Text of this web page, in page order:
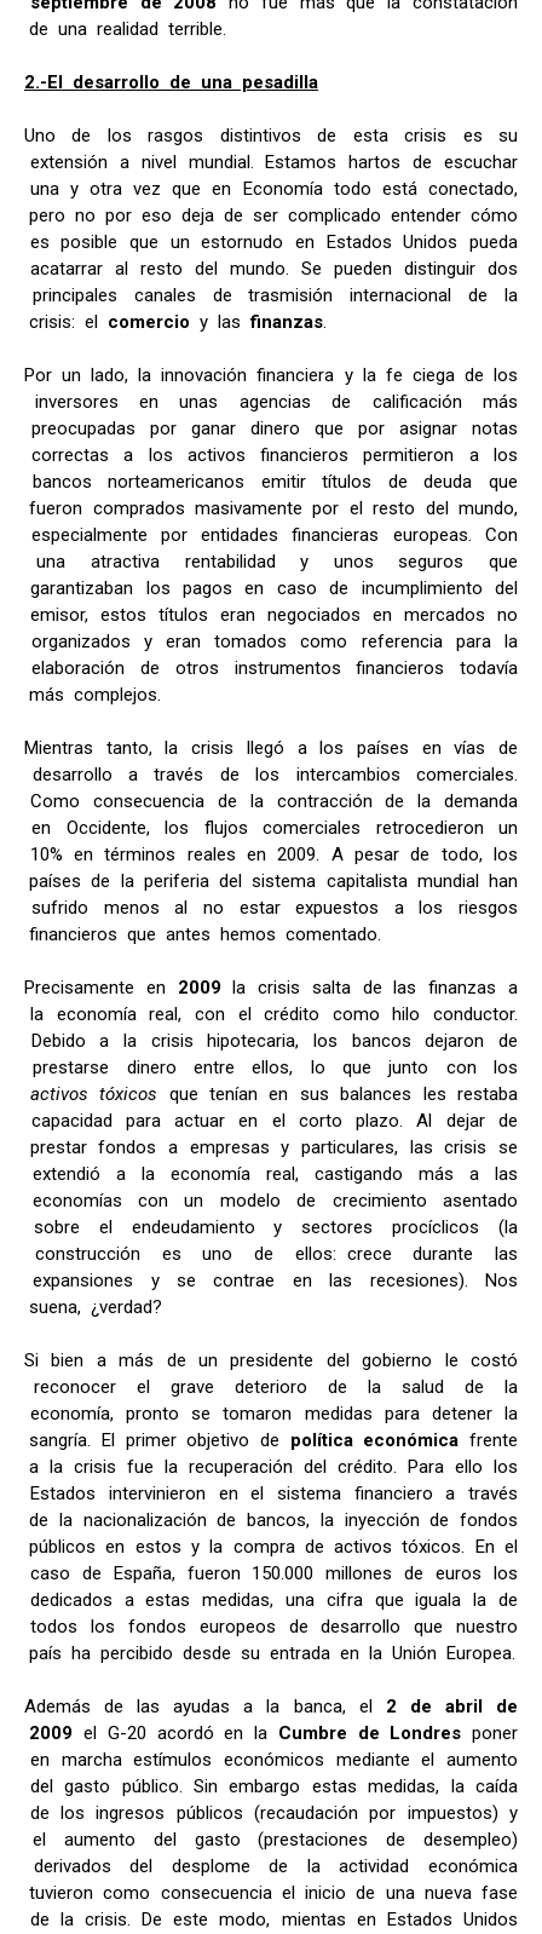
de una realidad terrible.
2.-El desarrollo de una pesadilla
Uno de los rasgos distintivos de esta crisis es su
extensión a nivel mundial. Estamos hartos de escuchar
una y otra vez que en Economía todo está conectado,
pero no por eso deja de ser complicado entender cómo
es posible que un estornudo en Estados Unidos pueda
acatarrar al resto del mundo. Se pueden distinguir dos
principales canales de trasmisión internacional de la
crisis: el comercio y lasfinanzas.
Por un lado, la innovación financiera y la fe ciega de los
inversores en unas agencias de calificación más
preocupadas por ganar dinero que por asignar notas
correctas a los activos financieros permitieron a los
bancos norteamericanos emitir títulos de deuda que
fueron comprados masivamente por el resto del mundo,
especialmente por entidades financieras europeas. Con
una atractiva rentabilidad y unos seguros que
garantizaban los pagos en caso de incumplimiento del
emisor, estos títulos eran negociados en mercados no
organizados y eran tomados como referencia para la
elaboración de otros instrumentos financieros todavía
más complejos.
Mientras tanto, la crisis llegó a los países en vías de
desarrollo a través de los intercambios comerciales.
Como consecuencia de la contracción de la demanda
en Occidente, los flujos comerciales retrocedieron un
10% en términos reales en 2009. A pesar de todo, los
países de la periferia del sistema capitalista mundial han
sufrido menos al no estar expuestos a los riesgos
financieros que antes hemos comentado.
Precisamente en 2009la crisis salta de las finanzas a
la economía real, con el crédito como hilo conductor.
Debido a la crisis hipotecaria, los bancos dejaron de
prestarse dinero entre ellos, lo que junto con los
activos tóxicos que tenían en sus balances les restaba
capacidad para actuar en el corto plazo. Al dejar de
prestar fondos a empresas y particulares, las crisis se
extendió a la economía real, castigando más a las
economías con un modelo de crecimiento asentado
sobre el endeudamiento y sectores procíclicos (la
construcción es uno de ellos: crece durante las
expansiones y se contrae en las recesiones). Nos
suena, ¿verdad?
Si bien a más de un presidente del gobierno le costó
reconocer el grave deterioro de la salud de la
economía, pronto se tomaron medidas para detener la
sangría. El primer objetivo de política económica frente
a la crisis fue la recuperación del crédito. Para ello los
Estados intervinieron en el sistema financiero a través
de la nacionalización de bancos, la inyección de fondos
públicos en estos y la compra de activos tóxicos. En el
caso de España, fueron 150.000 millones de euros los
dedicados a estas medidas, una cifra que iguala la de
todos los fondos europeos de desarrollo que nuestro
país ha percibido desde su entrada en la Unión Europea.
Además de las ayudas a la banca, el 2 de abril de
2009 el G-20 acordó en la Cumbre de Londres poner
en marcha estímulos económicos mediante el aumento
del gasto público. Sin embargo estas medidas, la caída
de los ingresos públicos (recaudación por impuestos) y
el aumento del gasto (prestaciones de desempleo)
derivados del desplome de la actividad económica
tuvieron como consecuencia el inicio de una nueva fase
de la crisis. De este modo, mientas en Estados Unidos